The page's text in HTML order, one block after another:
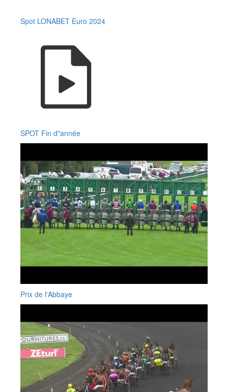
Spot LONABET Euro 2024
SPOT Fin d"année
Prix de l'Abbaye